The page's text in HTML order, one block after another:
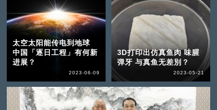
太空太阳能传电到地球
中国「逐日工程」有何新
进展？
2023-06-09
3D打印出仿真鱼肉 味腥
弹牙 与真鱼无差別？
2023-05-21